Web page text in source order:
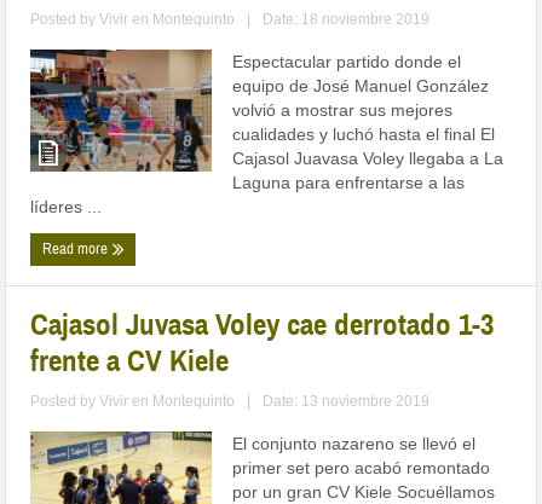
Posted byVivir en Montequinto Date: 18 noviembre 2019
Espectacular partido donde el
equipo de José Manuel González
volvió a mostrar sus mejores
cualidades y luchó hasta el final El
Cajasol Juavasa Voley llegaba a La
Laguna para enfrentarse a las
líderes ...
Read more
Cajasol Juvasa Voley cae derrotado 1-3
frente a CV Kiele
Posted byVivir en Montequinto Date: 13 noviembre 2019
El conjunto nazareno se llevó el
primer set pero acabó remontado
por un gran CV Kiele Socuéllamos